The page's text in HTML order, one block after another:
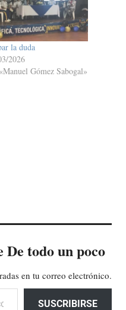
la duda
2026
Gómez Sabogal»
De todo un poco
en tu correo electrónico.
SUSCRIBIRSE